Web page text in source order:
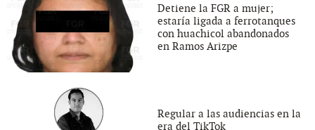
Detiene la FGR a mujer;
estaría ligada a ferrotanques
con huachicol abandonados
en Ramos Arizpe
Regular a las audiencias en la
era del TikTok